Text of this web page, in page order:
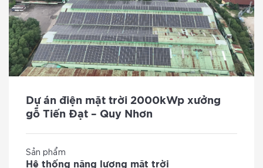
Dự án điện mặt trời 2000kWp xưởng
gỗ Tiến Đạt – Quy Nhơn
Sản phẩm
Hệ thống năng lượng mặt trời